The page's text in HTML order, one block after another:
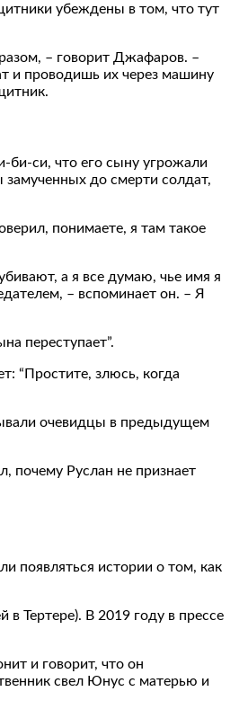
убеждены в том, что тут
– говорит Джафаров. –
и проводишь их через машину
би-си, что его сыну угрожали
до смерти солдат,
понимаете, я там такое
а я все думаю, чье имя я
– вспоминает он. – Я
переступает”.
“Простите, злюсь, когда
очевидцы в предыдущем
почему Руслан не признает
появляться истории о том, как
Тертере). В 2019 году в прессе
и говорит, что он
свел Юнус с матерью и